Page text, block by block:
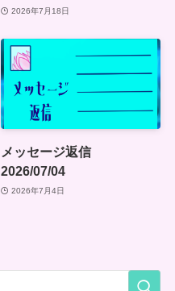
2026年7月18日
メッセージ返信
2026/07/04
2026年7月4日